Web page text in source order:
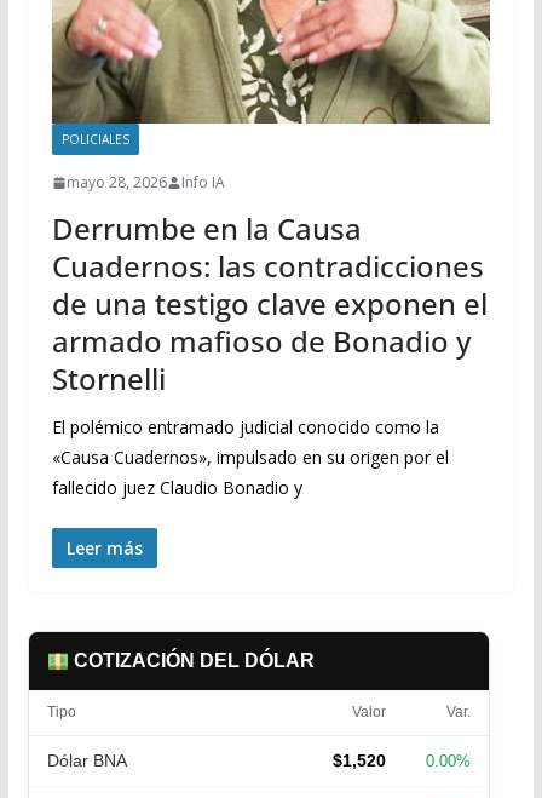
POLICIALES
mayo 28, 2026 Info IA
Derrumbe en la Causa
Cuadernos: las contradicciones
de una testigo clave exponen el
armado mafioso de Bonadio y
Stornelli
El polémico entramado judicial conocido como la
«Causa Cuadernos», impulsado en su origen por el
fallecido juez Claudio Bonadio y
Leer más
COTIZACIÓN DEL DÓLAR
Tipo Valor Var.
Dólar BNA $1,520 0.00%